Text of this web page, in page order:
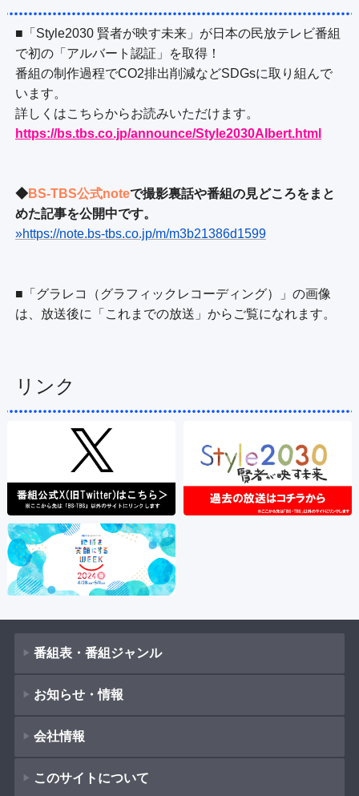
■「Style2030 賢者が映す未来」が日本の民放テレビ番組
で初の「アルバート認証」を取得！
番組の制作過程でCO2排出削減などSDGsに取り組んで
います。
https://bs.tbs.co.jp/announce/Style2030Albert.html
◆BS-TBS公式noteで撮影裏話や番組の見どころをまと
めた記事を公開中です。
»https://note.bs-tbs.co.jp/m/m3b21386d1599
■「グラレコ（グラフィックレコーディング）」の画像
は、放送後に「これまでの放送」からご覧になれます。
リンク
番組表・番組ジャンル
番組表
番組ジャンル
ドラマ
お知らせ・情報
新着情報
お知らせ
会社情報
会社概要
このサイトについて